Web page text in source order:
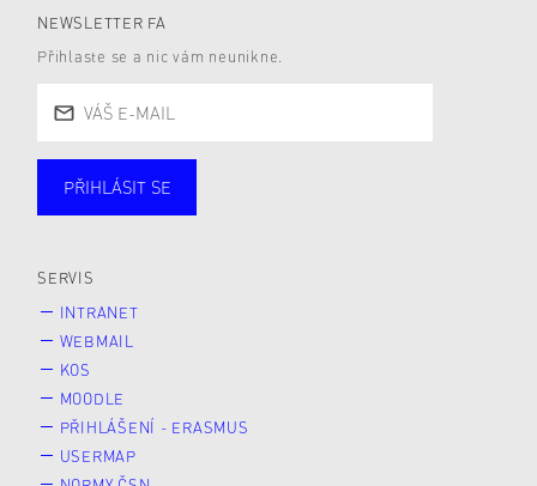
NEWSLETTER FA
Přihlaste se a nic vám neunikne.
Studující
PŘIHLÁSIT SE
SERVIS
INTRANET
WEBMAIL
KOS
MOODLE
PŘIHLÁŠENÍ - ERASMUS
USERMAP